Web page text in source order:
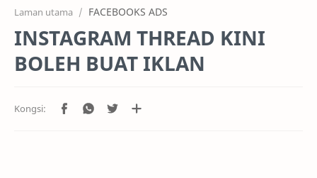
Laman utama FACEBOOKS ADS
INSTAGRAM THREAD KINI
BOLEH BUAT IKLAN